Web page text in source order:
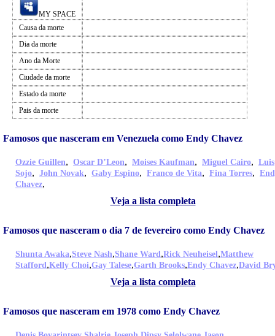
MY SPACE
Causa da morte
Dia da morte
Ano da Morte
Ciudade da morte
Estado da morte
Pais da morte
Famosos que nasceram em Venezuela como Endy Chavez
Ozzie Guillen, Oscar D’Leon, Moises Kaufman, Miguel Cairo, Luis
Sojo, John Novak, Gaby Espino, Franco de Vita, Fina Torres,
Chavez,
Veja a lista completa
Famosos que nasceram o dia 7 de fevereiro como Endy Chavez
Shunta Awaka,Steve Nash,Shane Ward,Rick Neuheisel,Matthew
Stafford,Kelly Choi,Gay Talese,Garth Brooks,Endy Chavez,David
Veja a lista completa
Famosos que nasceram em 1978 como Endy Chavez